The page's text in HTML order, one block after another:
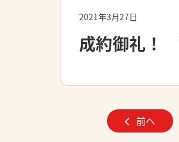
2021年3月27日
成約御礼！
前へ